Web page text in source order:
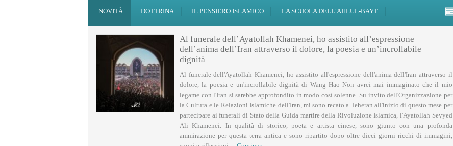
NOVITÀ
DOTTRINA IL PENSIERO ISLAMICO LA SCUOLA DELL’AHLUL-BAYT
Al funerale dell’Ayatollah Khamenei, ho assistito all’espressione
dell’anima dell’Iran attraverso il dolore, la poesia e un’incrollabile
dignità
Al funerale dell'Ayatollah Khamenei, ho assistito all'espressione dell'anima dell'Iran attraverso il
dolore, la poesia e un'incrollabile dignità di Wang Hao Non avrei mai immaginato che il mio
legame con l'Iran si sarebbe approfondito in modo così solenne. Su invito dell'Organizzazione per
la Cultura e le Relazioni Islamiche dell'Iran, mi sono recato a Teheran all'inizio di questo mese per
partecipare ai funerali di Stato della Guida martire della Rivoluzione Islamica, l'Ayatollah Seyyed
Ali Khamenei. In qualità di storico, poeta e artista cinese, sono giunto con una profonda
ammirazione per questa terra antica e sono ripartito dopo oltre dieci giorni ricchi di immagini,